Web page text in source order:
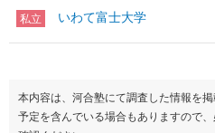
私立 いわて富士大学
本内容は、河合塾にて調査した情報を
予定を含んでいる場合もありますので